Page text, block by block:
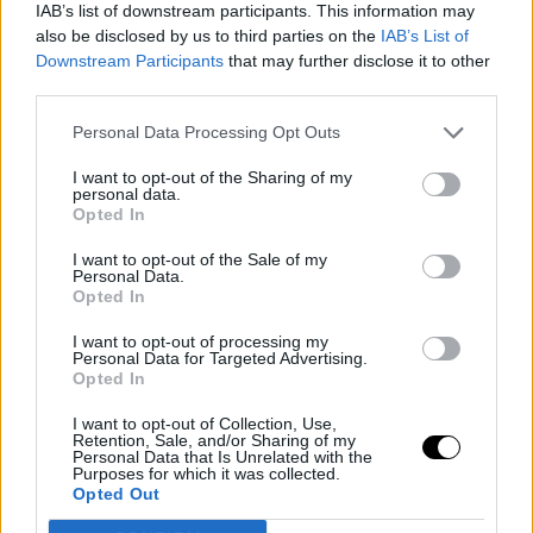
IAB’s list of downstream participants. This information may
also be disclosed by us to third parties on the IAB’s List of
Downstream Participants that may further disclose it to other
Personal Data Processing Opt Outs
I want to opt-out of the Sharing of my
personal data.
Opted In
I want to opt-out of the Sale of my
Personal Data.
Opted In
I want to opt-out of processing my
Personal Data for Targeted Advertising.
Opted In
I want to opt-out of Collection, Use,
Retention, Sale, and/or Sharing of my
Personal Data that Is Unrelated with the
Purposes for which it was collected.
Opted Out
El combinado que logre salir victorioso del
apasionante cara a cara entreFrancia y
Marruecosya tiene definido su camino en el
en semifinales contra el vencedor del partido
entreEspaña y Bélgica
de auténticas potencias que decidirá a uno de los
finalistas de la Copa del Mundo.
Esta semifinal tan esperada se disputará el
próximomartes 14 de julio a las 21:00h
imponente Dallas Stadium de Texas. Para la
afición española, este emparejamiento añade un
extra de emoción al torneo, ya que si
consigue imponerse a los belgas, revivirá un